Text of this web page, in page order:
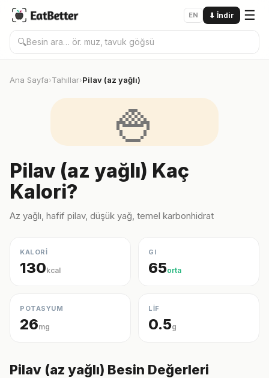
EN ⬇ İndir ☰
🔍
Ana Sayfa›Tahıllar›Pilav (az yağlı)
🍚
Pilav (az yağlı) Kaç
Kalori?
Az yağlı, hafif pilav, düşük yağ, temel karbonhidrat
KALORİ
130kcal
GI
65orta
POTASYUM
26mg
LİF
0.5g
Pilav (az yağlı) Besin Değerleri